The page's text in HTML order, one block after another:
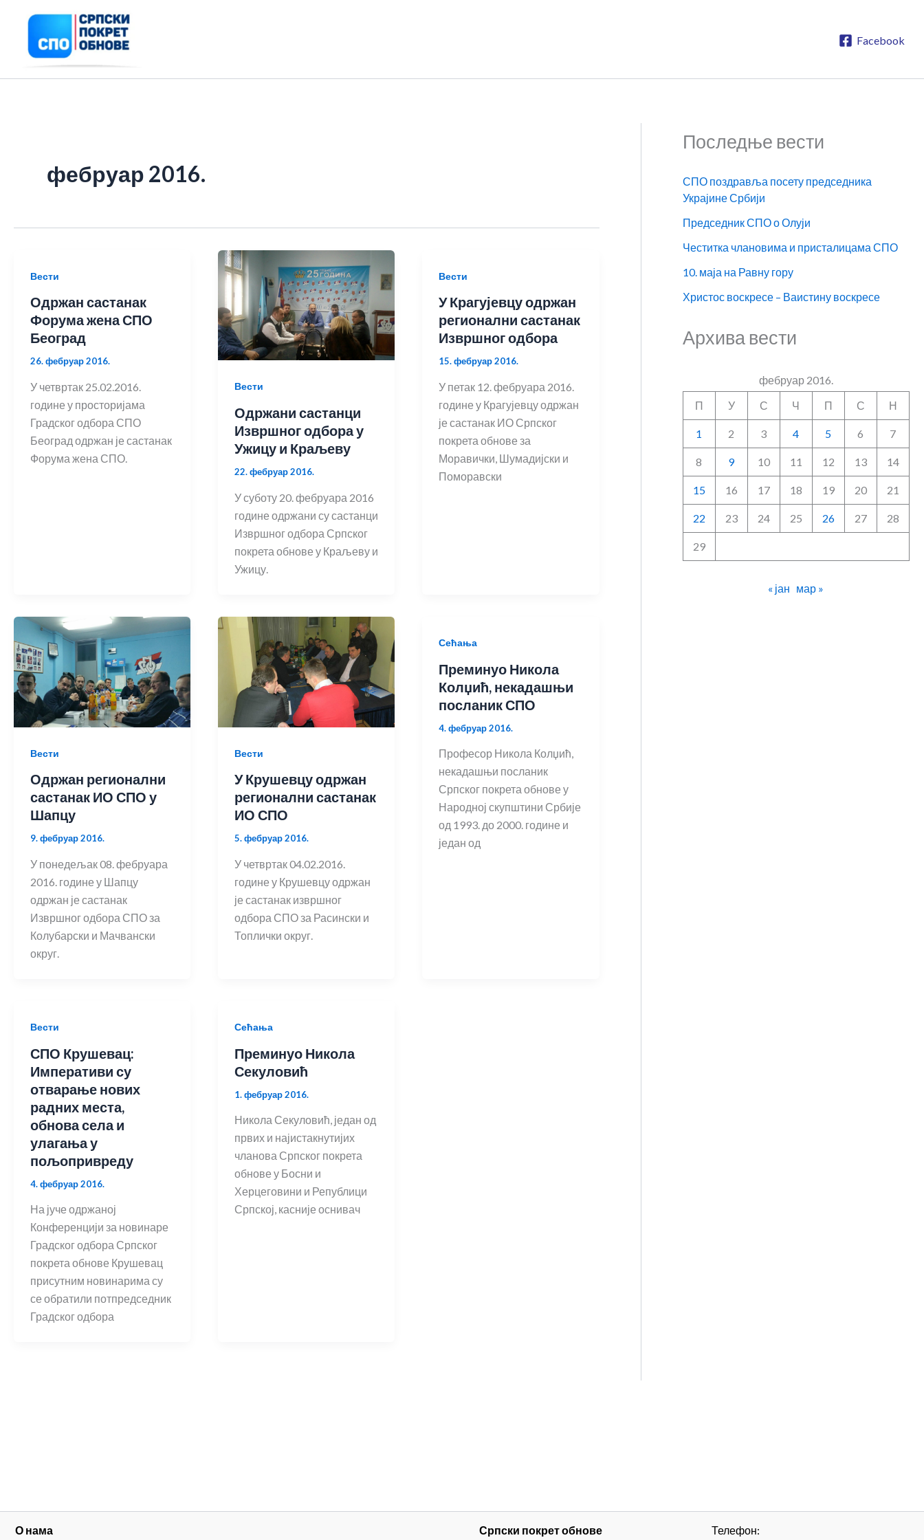
садржај
Facebook
фебруар 2016.
Вести
Одржан састанак
Форума жена СПО
Београд
26. фебруар 2016.
У четвртак 25.02.2016.
године у просторијама
Градског одбора СПО
Београд одржан је састанак
Форума жена СПО.
Вести
Одржани састанци
Извршног одбора у
Ужицу и Краљеву
22. фебруар 2016.
У суботу 20. фебруара 2016
године одржани су састанци
Извршног одбора Српског
покрета обнове у Краљеву и
Ужицу.
Вести
У Крагујевцу одржан
регионални састанак
Извршног одбора
15. фебруар 2016.
У петак 12. фебруара 2016.
године у Крагујевцу одржан
је састанак ИО Српског
покрета обнове за
Моравички, Шумадијски и
Поморавски
Вести
Одржан регионални
састанак ИО СПО у
Шапцу
9. фебруар 2016.
У понедељак 08. фебруара
2016. године у Шапцу
одржан је састанак
Извршног одбора СПО за
Колубарски и Мачвански
округ.
Вести
У Крушевцу одржан
регионални састанак
ИО СПО
5. фебруар 2016.
У четвртак 04.02.2016.
године у Крушевцу одржан
је састанак извршног
одбора СПО за Расински и
Топлички округ.
Сећања
Преминуо Никола
Колџић, некадашњи
посланик СПО
4. фебруар 2016.
Професор Никола Колџић,
некадашњи посланик
Српског покрета обнове у
Народној скупштини Србије
од 1993. до 2000. године и
један од
Вести
СПО Крушевац:
Императиви су
отварање нових
радних места,
обнова села и
улагања у
пољопривреду
4. фебруар 2016.
На јуче одржаној
Конференцији за новинаре
Градског одбора Српског
покрета обнове Крушевац
присутним новинарима су
се обратили потпредседник
Градског одбора
Сећања
Преминуо Никола
Секуловић
1. фебруар 2016.
Никола Секуловић, један од
првих и најистакнутијих
чланова Српског покрета
обнове у Босни и
Херцеговини и Републици
Српској, касније оснивач
Последње вести
СПО поздравља посету председника
Украјине Србији
Председник СПО о Олуји
Честитка члановима и присталицама СПО
10. маја на Равну гору
Христос воскресе – Ваистину воскресе
Архива вести
фебруар 2016.
П
У С Ч П С Н
1 2 3 4 5 6 7
8 9 10 11 12 13 14
15 16 17 18 19 20 21
22 23 24 25 26 27 28
29
« јан мар »
О нама Српски покрет обнове Телефон: